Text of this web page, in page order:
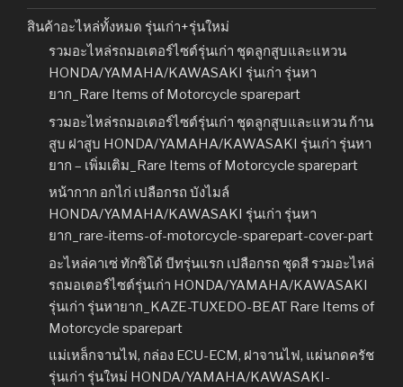
สินค้าอะไหล่ทั้งหมด รุ่นเก่า+รุ่นใหม่
รวมอะไหล่รถมอเตอร์ไซต์รุ่นเก่า ชุดลูกสูบและแหวน
HONDA/YAMAHA/KAWASAKI รุ่นเก่า รุ่นหา
ยาก_Rare Items of Motorcycle sparepart
รวมอะไหล่รถมอเตอร์ไซต์รุ่นเก่า ชุดลูกสูบและแหวน ก้าน
สูบ ฝาสูบ HONDA/YAMAHA/KAWASAKI รุ่นเก่า รุ่นหา
ยาก – เพิ่มเติม_Rare Items of Motorcycle sparepart
หน้ากาก อกไก่ เปลือกรถ บังไมล์
HONDA/YAMAHA/KAWASAKI รุ่นเก่า รุ่นหา
ยาก_rare-items-of-motorcycle-sparepart-cover-part
อะไหล่คาเซ่ ทักซิโด้ บีทรุ่นแรก เปลือกรถ ชุดสี รวมอะไหล่
รถมอเตอร์ไซต์รุ่นเก่า HONDA/YAMAHA/KAWASAKI
รุ่นเก่า รุ่นหายาก_KAZE-TUXEDO-BEAT Rare Items of
Motorcycle sparepart
แม่เหล็กจานไฟ, กล่อง ECU-ECM, ฝาจานไฟ, แผ่นกดครัช
รุ่นเก่า รุ่นใหม่ HONDA/YAMAHA/KAWASAKI-